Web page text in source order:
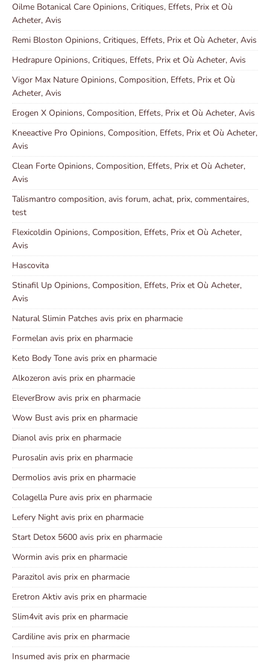
Oilme Botanical Care Opinions, Critiques, Effets, Prix et Où
Acheter, Avis
Remi Bloston Opinions, Critiques, Effets, Prix et Où Acheter, Avis
Hedrapure Opinions, Critiques, Effets, Prix et Où Acheter, Avis
Vigor Max Nature Opinions, Composition, Effets, Prix et Où
Acheter, Avis
Erogen X Opinions, Composition, Effets, Prix et Où Acheter, Avis
Kneeactive Pro Opinions, Composition, Effets, Prix et Où Acheter,
Avis
Clean Forte Opinions, Composition, Effets, Prix et Où Acheter,
Avis
Talismantro composition, avis forum, achat, prix, commentaires,
test
Flexicoldin Opinions, Composition, Effets, Prix et Où Acheter,
Avis
Hascovita
Stinafil Up Opinions, Composition, Effets, Prix et Où Acheter,
Avis
Natural Slimin Patches avis prix en pharmacie
Formelan avis prix en pharmacie
Keto Body Tone avis prix en pharmacie
Alkozeron avis prix en pharmacie
EleverBrow avis prix en pharmacie
Wow Bust avis prix en pharmacie
Dianol avis prix en pharmacie
Purosalin avis prix en pharmacie
Dermolios avis prix en pharmacie
Colagella Pure avis prix en pharmacie
Lefery Night avis prix en pharmacie
Start Detox 5600 avis prix en pharmacie
Wormin avis prix en pharmacie
Parazitol avis prix en pharmacie
Eretron Aktiv avis prix en pharmacie
Slim4vit avis prix en pharmacie
Cardiline avis prix en pharmacie
Insumed avis prix en pharmacie